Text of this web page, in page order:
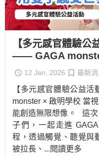
【多元感官體驗公
—— GAGA
12 Jan, 2026 最新
【多元感官體驗公益
monster × 啟明學校 當
能創造無限想像。 這
子們，一起走進
程，透過觸覺、聽覺與
被拉長、 ...閱讀更多